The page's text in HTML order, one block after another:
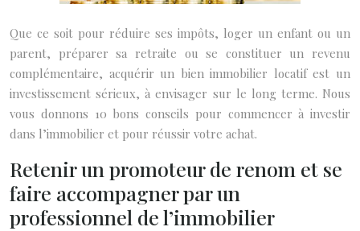
Que ce soit pour réduire ses impôts, loger un enfant ou un
parent, préparer sa retraite ou se constituer un revenu
complémentaire, acquérir un bien immobilier locatif est un
investissement sérieux, à envisager sur le long terme. Nous
vous donnons 10 bons conseils pour commencer à investir
dans l’immobilier et pour réussir votre achat.
Retenir un promoteur de renom et se
faire accompagner par un
professionnel de l’immobilier